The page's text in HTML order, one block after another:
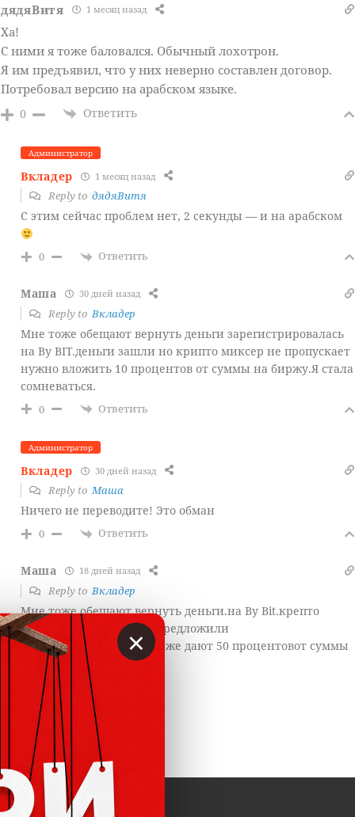
дядяВитя 1 месяц назад
Ха!
С ними я тоже баловался. Обычный лохотрон.
Я им предъявил, что у них неверно составлен договор.
Потребовал версию на арабском языке.
0 Ответить
Администратор
Вкладер 1 месяц назад
Reply to дядяВитя
С этим сейчас проблем нет, 2 секунды — и на арабском
0 Ответить
Маша 30 дней назад
Reply toВкладер
Мне тоже обещают вернуть деньги зарегистрировалась
на By BIT.деньги зашли но крипто миксер не пропускает
нужно вложить 10 процентов от суммы на биржу.Я стала
сомневаться.
0 Ответить
Администратор
Вкладер 30 дней назад
Reply to Маша
Ничего не переводите! Это обман
0 Ответить
Маша 18 дней назад
Reply toВкладер
Мне тоже обещают вернуть деньги.на By Bit.крепто
миксер не пропускает .предложили
10процентов.вложить.Даже дают 50 процентовот суммы
вложит сама компания
0
×